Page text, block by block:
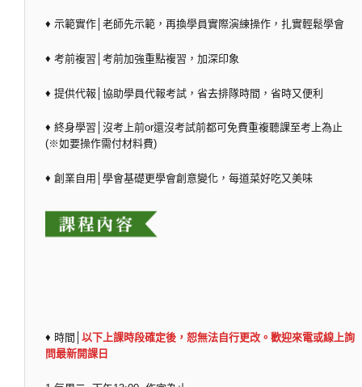
♦ 示範實作│老師先示範，再換學員實際演練操作，扎實輕鬆學會
♦ 考前複習│考前加強重點複習，加深印象
♦ 提供代報│協助學員代報考試，省去排隊時間，省時又便利
♦ 終身學習│沒考上前or還沒考試前都可免費重複聽課至考上為止
(※如要操作需付材料費)
♦ 創業自用│學會基礎更學會創意變化，每道菜好吃又美味
♦ 時間│ 以下上課時段確定後，恕無法自行更改。歡迎來電或線上詢
問最新開課日